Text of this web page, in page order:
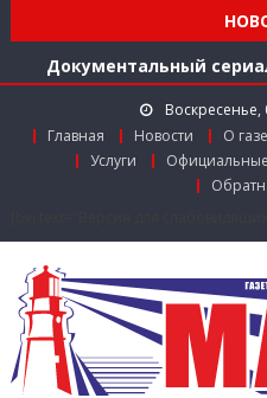
Расширяем
Документальный
Более 40 организаций-
Нижегородской
Дня строителя
Использование
незаконного сброса
тестировать в
Более 350 тысяч
«Карты жителя
середине 2026 года
Расширяем
Воскресенье,
Главная
Новости О
Услуги